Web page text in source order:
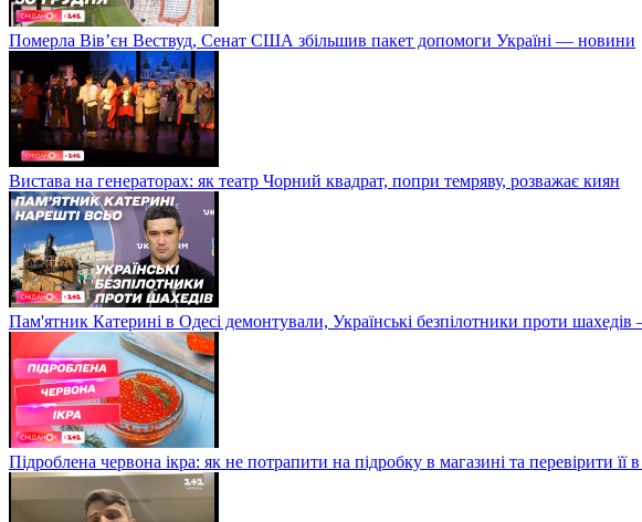
Померла Вівʼєн Вествуд, Сенат США збільшив пакет допомоги Україні — новини
Вистава на генераторах: як театр Чорний квадрат, попри темряву, розважає киян
Пам'ятник Катерині в Одесі демонтували, Українські безпілотники проти шахедів
Підроблена червона ікра: як не потрапити на підробку в магазині та перевірити її